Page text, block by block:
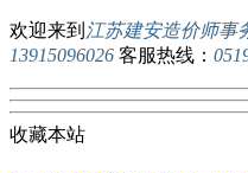
欢迎来到 江苏建安造价师事
13915096026 客服热线：
收藏本站